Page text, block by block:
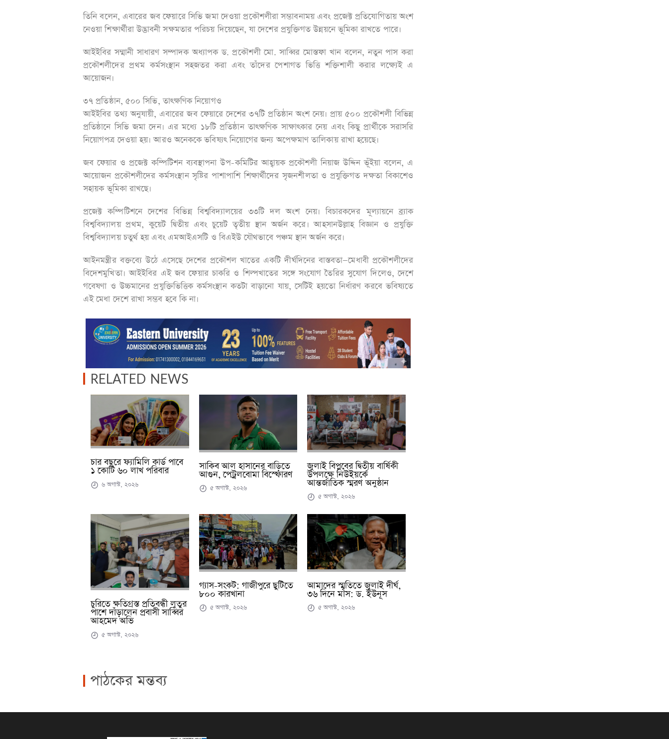
তিনি বলেন, এবারের জব ফেয়ারে সিভি জমা দেওয়া প্রকৌশলীরা সম্ভাবনাময় এবং প্রজেক্ট প্রতিযোগিতায় অংশ
নেওয়া শিক্ষার্থীরা উদ্ভাবনী সক্ষমতার পরিচয় দিয়েছেন, যা দেশের প্রযুক্তিগত উন্নয়নে ভূমিকা রাখতে পারে।
আইইবির সম্মানী সাধারণ সম্পাদক অধ্যাপক ড. প্রকৌশলী মো. সাব্বির মোস্তফা খান বলেন, নতুন পাস করা
প্রকৌশলীদের প্রথম কর্মসংস্থান সহজতর করা এবং তাঁদের পেশাগত ভিত্তি শক্তিশালী করার লক্ষ্যেই এ
আয়োজন।
৩৭ প্রতিষ্ঠান, ৫০০ সিভি, তাৎক্ষণিক নিয়োগও
আইইবির তথ্য অনুযায়ী, এবারের জব ফেয়ারে দেশের ৩৭টি প্রতিষ্ঠান অংশ নেয়। প্রায় ৫০০ প্রকৌশলী বিভিন্ন
প্রতিষ্ঠানে সিভি জমা দেন। এর মধ্যে ১৮টি প্রতিষ্ঠান তাৎক্ষণিক সাক্ষাৎকার নেয় এবং কিছু প্রার্থীকে সরাসরি
নিয়োগপত্র দেওয়া হয়। আরও অনেককে ভবিষ্যৎ নিয়োগের জন্য অপেক্ষমাণ তালিকায় রাখা হয়েছে।
জব ফেয়ার ও প্রজেক্ট কম্পিটিশন ব্যবস্থাপনা উপ-কমিটির আহ্বায়ক প্রকৌশলী নিয়াজ উদ্দিন ভূঁইয়া বলেন, এ
আয়োজন প্রকৌশলীদের কর্মসংস্থান সৃষ্টির পাশাপাশি শিক্ষার্থীদের সৃজনশীলতা ও প্রযুক্তিগত দক্ষতা বিকাশেও
সহায়ক ভূমিকা রাখছে।
প্রজেক্ট কম্পিটিশনে দেশের বিভিন্ন বিশ্ববিদ্যালয়ের ৩৩টি দল অংশ নেয়। বিচারকদের মূল্যায়নে ব্র্যাক
বিশ্ববিদ্যালয় প্রথম, কুয়েট দ্বিতীয় এবং চুয়েট তৃতীয় স্থান অর্জন করে। আহসানউল্লাহ বিজ্ঞান ও প্রযুক্তি
বিশ্ববিদ্যালয় চতুর্থ হয় এবং এমআইএসটি ও বিএইউ যৌথভাবে পঞ্চম স্থান অর্জন করে।
আইনমন্ত্রীর বক্তব্যে উঠে এসেছে দেশের প্রকৌশল খাতের একটি দীর্ঘদিনের বাস্তবতা—মেধাবী প্রকৌশলীদের
বিদেশমুখিতা। আইইবির এই জব ফেয়ার চাকরি ও শিল্পখাতের সঙ্গে সংযোগ তৈরির সুযোগ দিলেও, দেশে
গবেষণা ও উচ্চমানের প্রযুক্তিভিত্তিক কর্মসংস্থান কতটা বাড়ানো যায়, সেটিই হয়তো নির্ধারণ করবে ভবিষ্যতে
এই মেধা দেশে রাখা সম্ভব হবে কি না।
RELATED NEWS
চার বছরে ফ্যামিলি কার্ড পাবে
১ কোটি ৬০ লাখ পরিবার
৬ অগাস্ট, ২০২৬
সাকিব আল হাসানের বাড়িতে
আগুন, পেট্রলবোমা বিস্ফোরণ
৫ অগাস্ট, ২০২৬
জুলাই বিপ্লবের দ্বিতীয় বার্ষিকী
উপলক্ষে নিউইয়র্কে
আন্তর্জাতিক স্মরণ অনুষ্ঠান
৫ অগাস্ট, ২০২৬
চুরিতে ক্ষতিগ্রস্ত প্রতিবন্ধী লুতুর
পাশে দাঁড়ালেন প্রবাসী সাব্বির
আহমেদ অভি
৫ অগাস্ট, ২০২৬
গ্যাস-সংকট: গাজীপুরে ছুটিতে
৮০০ কারখানা
৫ অগাস্ট, ২০২৬
আমাদের স্মৃতিতে জুলাই দীর্ঘ,
৩৬ দিনে মাস: ড. ইউনূস
৫ অগাস্ট, ২০২৬
পাঠকের মন্তব্য